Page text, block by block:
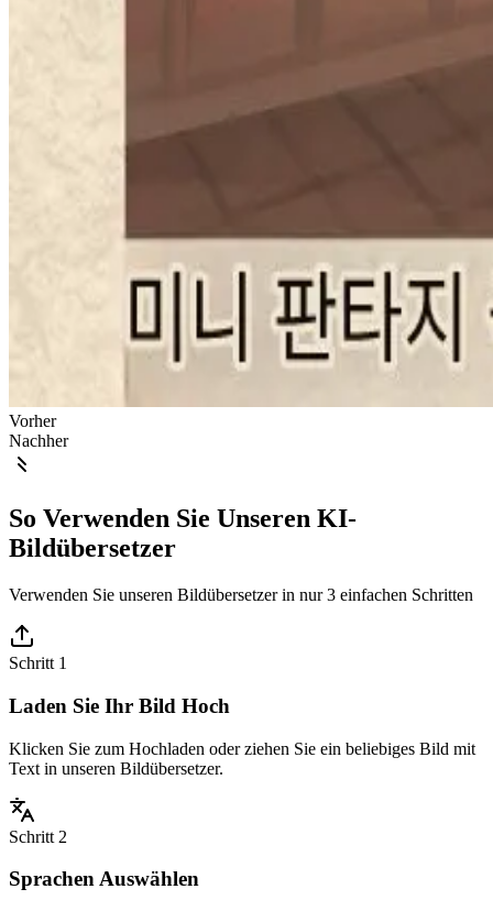
Vorher
Nachher
So Verwenden Sie Unseren KI-
Bildübersetzer
Verwenden Sie unseren Bildübersetzer in nur 3 einfachen Schritten
Schritt 1
Laden Sie Ihr Bild Hoch
Klicken Sie zum Hochladen oder ziehen Sie ein beliebiges Bild mit
Text in unseren Bildübersetzer.
Schritt 2
Sprachen Auswählen